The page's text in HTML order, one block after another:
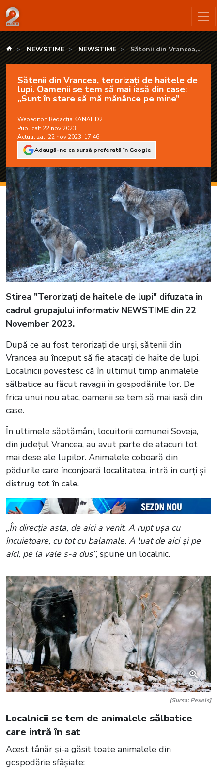
Sătenii din Vrancea, terorizați de haitele de lupi. Oamenii se
kanald.ro
NEWSTIME NEWSTIME
Sătenii din Vrancea,
iasă din case: „Sunt în
stare să mă mănânce pe
mine”
Sătenii din Vrancea, terorizați de haitele de
lupi. Oamenii se tem să mai iasă din case:
„Sunt în stare să mă mănânce pe mine”
Webeditor: Redacția KANAL D2
Publicat: 22 nov 2023
Actualizat: 22 nov 2023, 17:46
Adaugă-ne ca sursă preferată în Google
Stirea "Terorizați de haitele de lupi" difuzata in
cadrul grupajului informativ NEWSTIME din 22
November 2023.
După ce au fost terorizați de urși, sătenii din
Vrancea au început să fie atacați de haite de lupi.
Localnicii povestesc că în ultimul timp animalele
sălbatice au făcut ravagii în gospodăriile lor. De
frica unui nou atac, oamenii se tem să mai iasă din
case.
În ultimele săptămâni, locuitorii comunei Soveja,
din județul Vrancea, au avut parte de atacuri tot
mai dese ale lupilor. Animalele coboară din
pădurile care înconjoară localitatea, intră în curți și
distrug tot în cale.
„În direcția asta, de aici a venit. A rupt ușa cu
încuietoare, cu tot cu balamale. A luat de aici și pe
aici, pe la vale s-a dus”, spune un localnic.
[Sursa: Pexels]
Localnicii se tem de animalele sălbatice
care intră în sat
Acest tânăr și-a găsit toate animalele din
gospodărie sfâșiate: